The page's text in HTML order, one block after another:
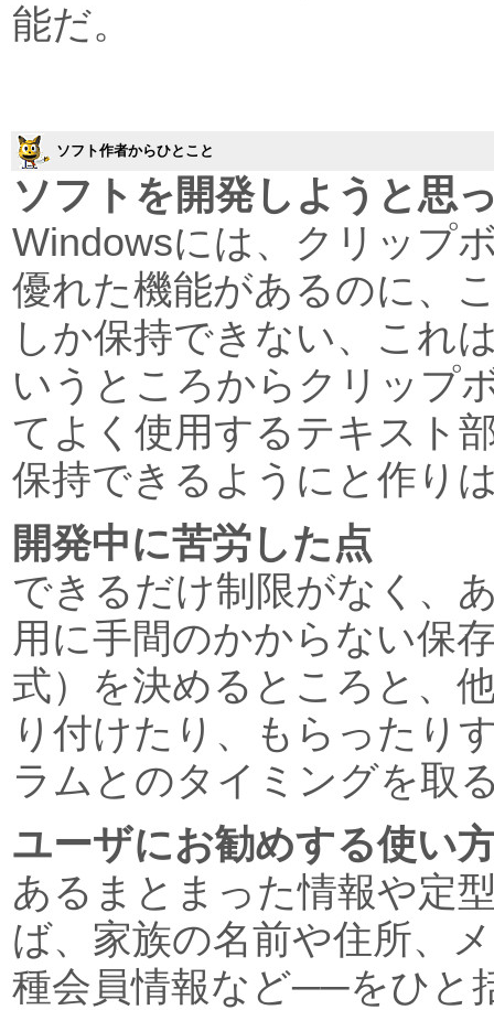
能だ。
ソフト作者からひとこと
ソフトを開発しようと思
Windowsには、クリップ
優れた機能があるのに、
しか保持できない、これ
いうところからクリップ
てよく使用するテキスト
保持できるようにと作り
開発中に苦労した点
できるだけ制限がなく、
用に手間のかからない保
式）を決めるところと、
り付けたり、もらったり
ラムとのタイミングを取
ユーザにお勧めする使い
あるまとまった情報や定
ば、家族の名前や住所、
種会員情報など──をひと